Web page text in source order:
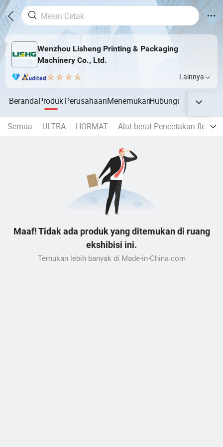
Wenzhou Lisheng Printing & Packaging
Machinery Co., Ltd.
Lainnya
BerandaProdukPerusahaanMenemukanHubungi
Semua ULTRA HORMAT Alat berat Pencetakan
Maaf! Tidak ada produk yang ditemukan di ruang
ekshibisi ini.
Temukan lebih banyak di Made-in-China.com